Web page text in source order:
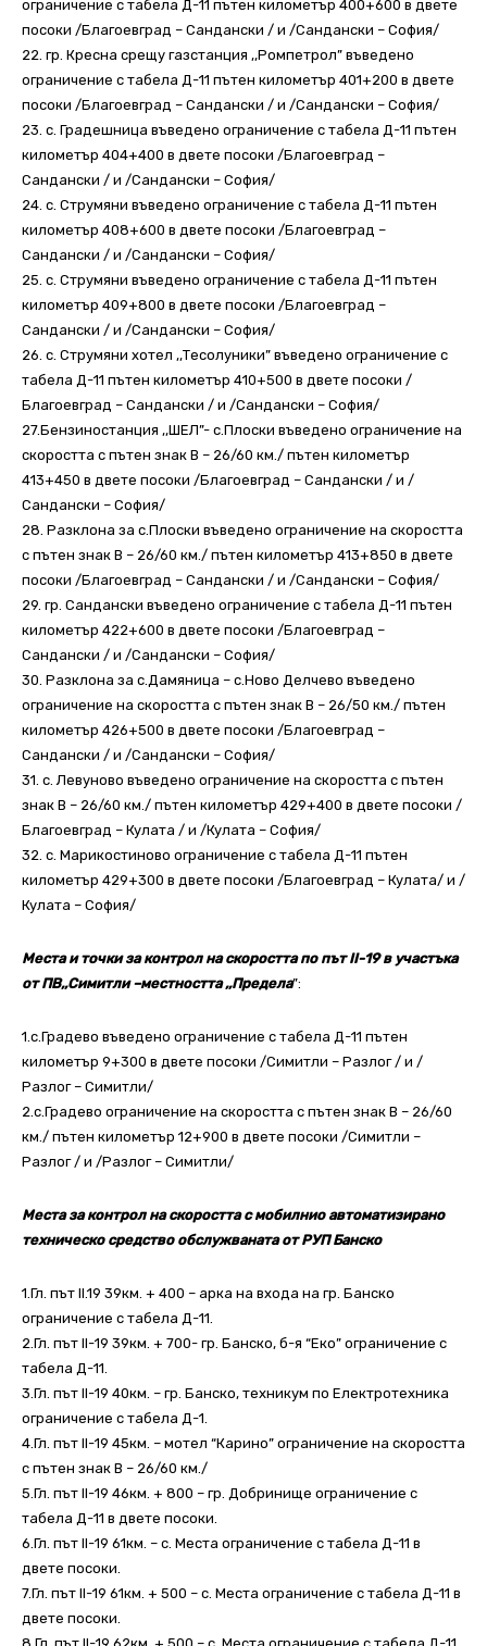
ограничение с табела Д-11 пътен километър 400+600 в двете
посоки /Благоевград – Сандански / и /Сандански – София/
22. гр. Кресна срещу газстанция ,,Ромпетрол” въведено
ограничение с табела Д-11 пътен километър 401+200 в двете
посоки /Благоевград – Сандански / и /Сандански – София/
23. с. Градешница въведено ограничение с табела Д-11 пътен
километър 404+400 в двете посоки /Благоевград –
Сандански / и /Сандански – София/
24. с. Струмяни въведено ограничение с табела Д-11 пътен
километър 408+600 в двете посоки /Благоевград –
Сандански / и /Сандански – София/
25. с. Струмяни въведено ограничение с табела Д-11 пътен
километър 409+800 в двете посоки /Благоевград –
Сандански / и /Сандански – София/
26. с. Струмяни хотел ,,Тесолуники” въведено ограничение с
табела Д-11 пътен километър 410+500 в двете посоки /
Благоевград – Сандански / и /Сандански – София/
27.Бензиностанция ,,ШЕЛ”- с.Плоски въведено ограничение на
скоростта с пътен знак В – 26/60 км./ пътен километър
413+450 в двете посоки /Благоевград – Сандански / и /
Сандански – София/
28. Разклона за с.Плоски въведено ограничение на скоростта
с пътен знак В – 26/60 км./ пътен километър 413+850 в двете
посоки /Благоевград – Сандански / и /Сандански – София/
29. гр. Сандански въведено ограничение с табела Д-11 пътен
километър 422+600 в двете посоки /Благоевград –
Сандански / и /Сандански – София/
30. Разклона за с.Дамяница – с.Ново Делчево въведено
ограничение на скоростта с пътен знак В – 26/50 км./ пътен
километър 426+500 в двете посоки /Благоевград –
Сандански / и /Сандански – София/
31. с. Левуново въведено ограничение на скоростта с пътен
знак В – 26/60 км./ пътен километър 429+400 в двете посоки /
Благоевград – Кулата / и /Кулата – София/
32. с. Марикостиново ограничение с табела Д-11 пътен
километър 429+300 в двете посоки /Благоевград – Кулата/ и /
Кулата – София/
Места и точки за контрол на скоростта по път II-19 в участъка
от ПВ,,Симитли –местността ,,Предела”:
1.с.Градево въведено ограничение с табела Д-11 пътен
километър 9+300 в двете посоки /Симитли – Разлог / и /
Разлог – Симитли/
2.с.Градево ограничение на скоростта с пътен знак В – 26/60
км./ пътен километър 12+900 в двете посоки /Симитли –
Разлог / и /Разлог – Симитли/
Места за контрол на скоростта с мобилнио автоматизирано
техническо средство обслужваната от РУП Банско
1.Гл. път ІІ.19 39км. + 400 – арка на входа на гр. Банско
ограничение с табела Д-11.
2.Гл. път ІІ-19 39км. + 700- гр. Банско, б-я “Еко” ограничение с
табела Д-11.
3.Гл. път ІІ-19 40км. – гр. Банско, техникум по Електротехника
ограничение с табела Д-1.
4.Гл. път ІІ-19 45км. – мотел “Карино” ограничение на скоростта
с пътен знак В – 26/60 км./
5.Гл. път ІІ-19 46км. + 800 – гр. Добринище ограничение с
табела Д-11 в двете посоки.
6.Гл. път ІІ-19 61км. – с. Места ограничение с табела Д-11 в
двете посоки.
7.Гл. път ІІ-19 61км. + 500 – с. Места ограничение с табела Д-11 в
двете посоки.